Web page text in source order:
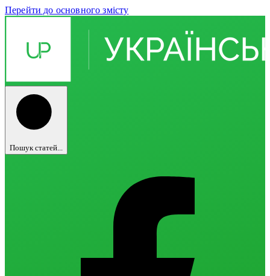
Перейти до основного змісту
Пошук статей...